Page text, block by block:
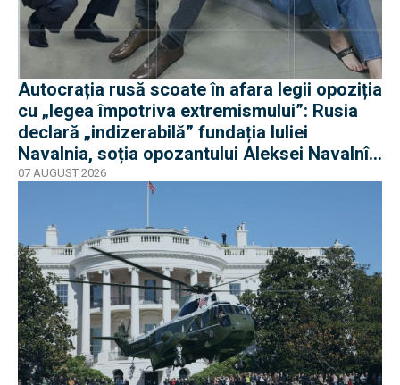
Autocrația rusă scoate în afara legii opoziția
cu „legea împotriva extremismului”: Rusia
declară „indizerabilă” fundația Iuliei
Navalnia, soția opozantului Aleksei Navalnîi,
ucis în închisorile siberiene
07 AUGUST 2026